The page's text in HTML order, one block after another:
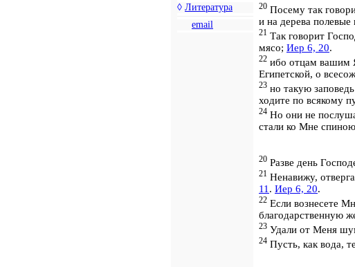
◊ Литература
email
20 Посему так
и на дерева полевые
21 Так говорит
мясо; Иер 6, 20.
22 ибо отцам вашим
Египетской, о
23 но такую
ходите по всякому
24 Но они не
стали ко Мне
20 Разве день
21 Ненавижу,
11. Иер 6, 20.
22 Если вознесете
благодарственную
23 Удали от Меня
24 Пусть, как вода,